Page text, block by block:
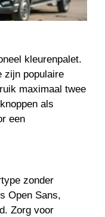
kleurenpalet.
zijn populaire
maximaal twee
als
een
zonder
Open Sans,
Zorg voor